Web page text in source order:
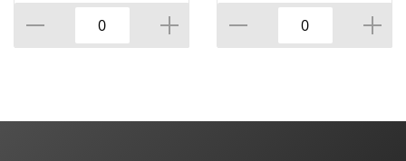
КОР=6ШТ